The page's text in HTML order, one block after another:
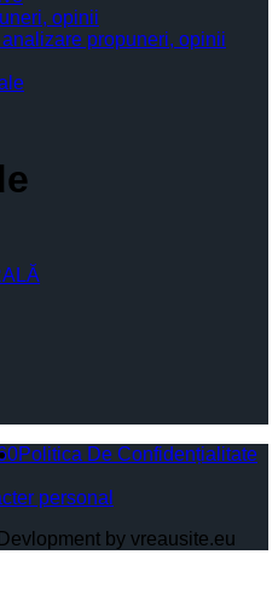
opinii
propuneri, opinii
Politica De Confidențialitate
personal
by vreausite.eu